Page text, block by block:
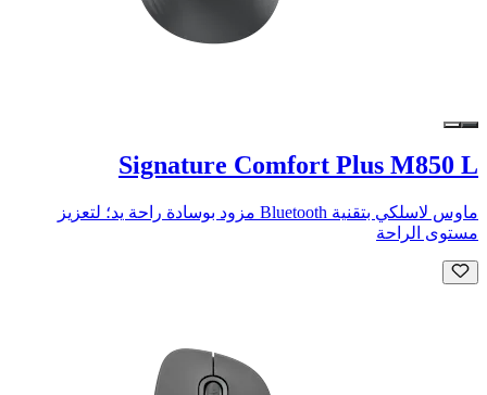
Signature Comfort Plus M850 L
ماوس لاسلكي بتقنية Bluetooth مزود بوسادة راحة يد؛ لتعزيز
مستوى الراحة